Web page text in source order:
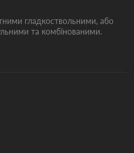
гладкоствольними, або
та комбінованими.